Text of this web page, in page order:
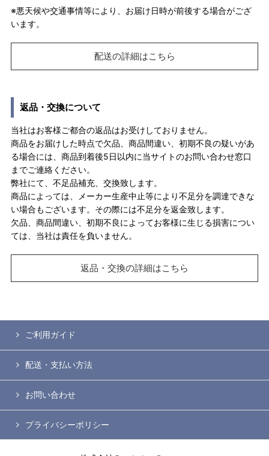
※悪天候や交通事情等により、お届け日時が前後する場合がござ
います。
配送の詳細はこちら
返品・交換について
当社はお客様ご都合の返品はお受けしておりません。
商品をお届けした時点で欠品、商品間違い、初期不良の疑いがあ
る場合には、商品到着後5日以内に当サイトのお問い合わせ窓口
までご連絡ください。
弊社にて、不足品補充、交換致します。
商品によっては、メーカー生産中止等により不足分を調達できな
い場合もございます。その際には不足分を返金致します。
欠品、商品間違い、初期不良によってお客様に生じる損害につい
ては、当社は責任を負いません。
返品・交換の詳細はこちら
ご利用ガイド
配送・支払い方法
お問い合わせ
プライバシーポリシー